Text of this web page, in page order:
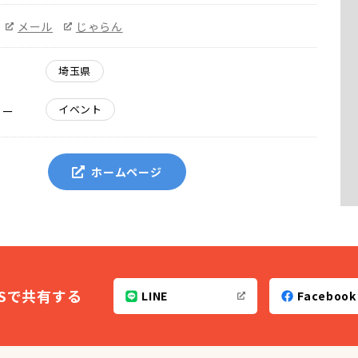
メール じゃらん
埼玉県
イベント
ホームページ
で共有する LINE Facebook